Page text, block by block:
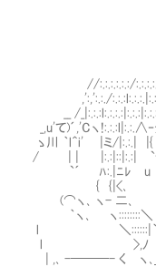
//:.:.:.:.:.:/:.:.:.:.:.:./'"ヽ
,':,':.:./:.:.:l:.:.:.|:.:.:./
__ /_|:.:.:l:.:.:.:|:.:.:|:.:.:/
_,u'て)´,'Cヽ!:.:.:l|:.:.∧‐
ゝ川 ｀l＾i' |ミ/
/ | | |:.:|::|:.:| `
`´ ﾊ:.|ﾆﾚ u
{ {|<､ /-‐ ´￣|
(⌒ヽ､ ヽ- 二､
｀ヽ､ ヽ::::::::＼
l ＼::::::|｀ ‐-`
l >,ﾉ l､-
| ,､ -───- く